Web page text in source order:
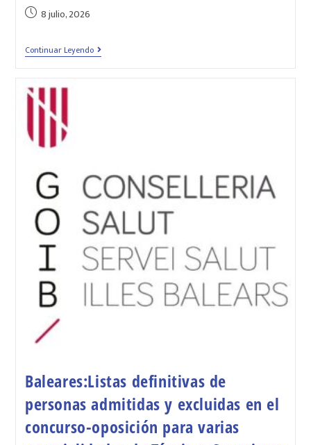
8 julio, 2026
Continuar Leyendo
Baleares:Listas definitivas de
personas admitidas y excluidas en el
concurso-oposición para varias